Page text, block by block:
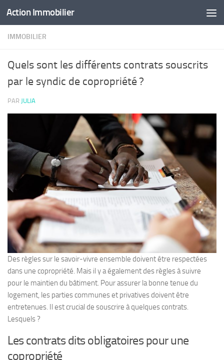
Skip to content
Action Immobilier
IMMOBILIER
Quels sont les différents contrats souscrits
par le syndic de copropriété ?
PAR JULIA
Des règles sur le savoir-vivre ensemble doivent être respectées
dans une copropriété. Mais il y a également des règles à suivre
pour le maintien du bâtiment. Pour assurer la bonne tenue du
logement, les parties communes et privatives doivent être
entretenues. Il est crucial de souscrire à quelques contrats.
Lesquels ?
Les contrats dits obligatoires pour une
copropriété